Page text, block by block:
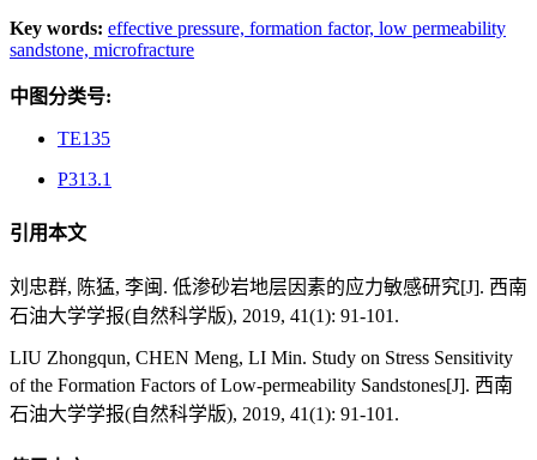
Key words: effective pressure, formation factor, low permeability
sandstone, microfracture
中图分类号:
TE135
P313.1
引用本文
刘忠群, 陈猛, 李闽. 低渗砂岩地层因素的应力敏感研究[J]. 西南
石油大学学报(自然科学版), 2019, 41(1): 91-101.
LIU Zhongqun, CHEN Meng, LI Min. Study on Stress Sensitivity
of the Formation Factors of Low-permeability Sandstones[J]. 西南
石油大学学报(自然科学版), 2019, 41(1): 91-101.